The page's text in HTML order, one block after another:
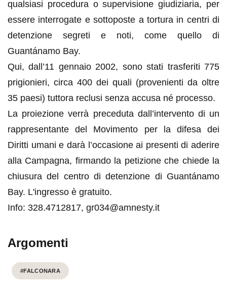
qualsiasi procedura o supervisionegiudiziaria, per
essere interrogate e sottoposte a tortura in centri di
detenzione segreti e noti, come quello di
Guantánamo Bay.
Qui, dall’11 gennaio 2002, sono stati trasferiti 775
prigionieri, circa 400 dei quali (provenienti da oltre
35 paesi) tuttora reclusi senza accusa né processo.
La proiezione verrà preceduta dall’intervento di un
rappresentante del Movimento per la difesa dei
Diritti umani e darà l’occasione ai presenti di aderire
alla Campagna, firmando la petizione che chiede la
chiusura del centro di detenzione di Guantánamo
Bay. L'ingresso è gratuito.
Info: 328.4712817, gr034@amnesty.it
Argomenti
#FALCONARA